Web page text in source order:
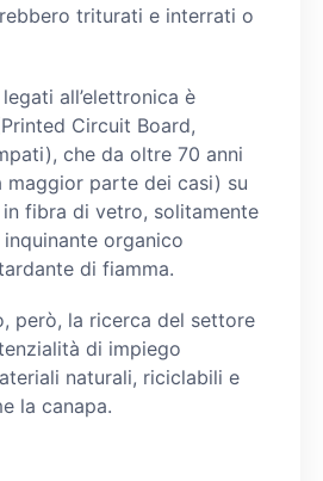
triturati e interrati o
all’elettronica è
Circuit Board,
che da oltre 70 anni
maggior parte dei casi) su
fibra di vetro, solitamente
inquinante organico
di fiamma.
però, la ricerca del settore
di impiego
naturali, riciclabili e
la canapa.